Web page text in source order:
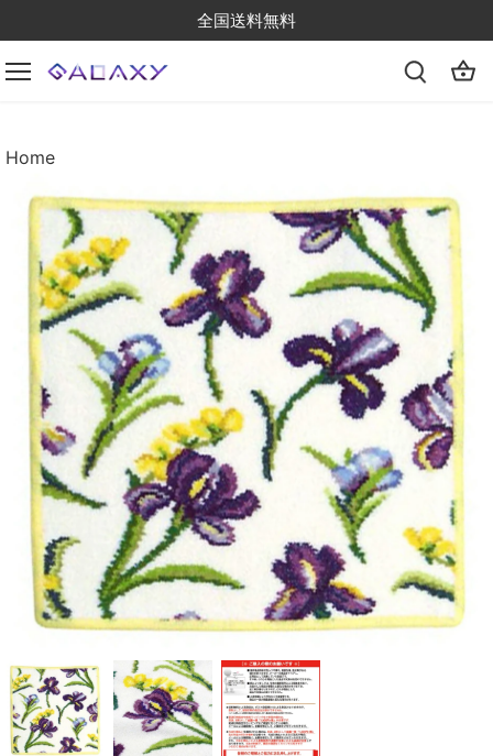
to
content
全国送料無料
Home